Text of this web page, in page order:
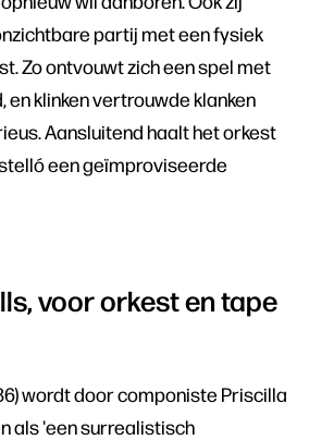
partij met een fysiek
Zo ontvouwt zich een spel met
en klinken vertrouwde klanken
Aansluitend haalt het orkest
een geïmproviseerde
voor orkest en tape
wordt door componiste Priscilla
als 'een surrealistisch